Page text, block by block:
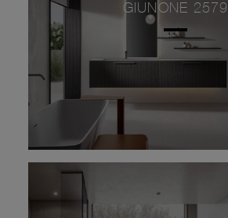
GIUNONE 2579